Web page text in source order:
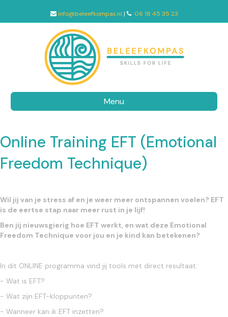
info@beleefkompas.nl | 06 18 45 35 23
Menu
Online Training EFT (Emotional
Freedom Technique)
Wil jij van je stress af en je weer meer ontspannen voelen? EFT
is de eertse stap naar meer rust in je lijf!
Ben jij nieuwsgierig hoe EFT werkt, en wat deze Emotional
Freedom Technique voor jou en je kind kan betekenen?
In dit ONLINE programma vind jij tools met direct resultaat:
- Wat is EFT?
- Wat zijn EFT-kloppunten?
- Wanneer kan ik EFT inzetten?